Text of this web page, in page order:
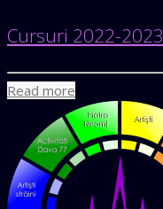
Cursuri 2022-2023
Read more